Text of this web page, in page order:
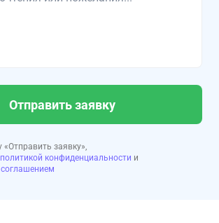
Отправить заявку
заявку»,
политикой конфиденциальности и